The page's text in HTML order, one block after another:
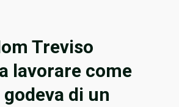
Treviso
lavorare come
di un